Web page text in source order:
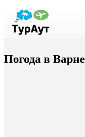
Погода в Варне